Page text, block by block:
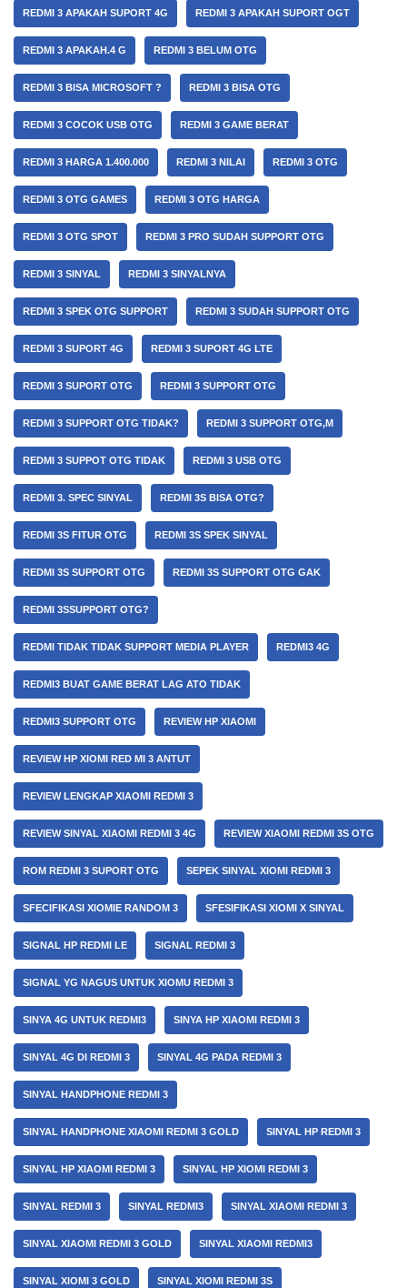
REDMI 3 APAKAH SUPORT 4G REDMI 3 APAKAH SUPORT OGT
REDMI 3 APAKAH.4 G REDMI 3 BELUM OTG
REDMI 3 BISA MICROSOFT ? REDMI 3 BISA OTG
REDMI 3 COCOK USB OTG REDMI 3 GAME BERAT
REDMI 3 HARGA 1.400.000 REDMI 3 NILAI REDMI 3 OTG
REDMI 3 OTG GAMES REDMI 3 OTG HARGA
REDMI 3 OTG SPOT REDMI 3 PRO SUDAH SUPPORT OTG
REDMI 3 SINYAL REDMI 3 SINYALNYA
REDMI 3 SPEK OTG SUPPORT REDMI 3 SUDAH SUPPORT OTG
REDMI 3 SUPORT 4G REDMI 3 SUPORT 4G LTE
REDMI 3 SUPORT OTG REDMI 3 SUPPORT OTG
REDMI 3 SUPPORT OTG TIDAK? REDMI 3 SUPPORT OTG,M
REDMI 3 SUPPOT OTG TIDAK REDMI 3 USB OTG
REDMI 3. SPEC SINYAL REDMI 3S BISA OTG?
REDMI 3S FITUR OTG REDMI 3S SPEK SINYAL
REDMI 3S SUPPORT OTG REDMI 3S SUPPORT OTG GAK
REDMI 3SSUPPORT OTG?
REDMI TIDAK TIDAK SUPPORT MEDIA PLAYER REDMI3 4G
REDMI3 BUAT GAME BERAT LAG ATO TIDAK
REDMI3 SUPPORT OTG REVIEW HP XIAOMI
REVIEW HP XIOMI RED MI 3 ANTUT
REVIEW LENGKAP XIAOMI REDMI 3
REVIEW SINYAL XIAOMI REDMI 3 4G REVIEW XIAOMI REDMI 3S OTG
ROM REDMI 3 SUPORT OTG SEPEK SINYAL XIOMI REDMI 3
SFECIFIKASI XIOMIE RANDOM 3 SFESIFIKASI XIOMI X SINYAL
SIGNAL HP REDMI LE SIGNAL REDMI 3
SIGNAL YG NAGUS UNTUK XIOMU REDMI 3
SINYA 4G UNTUK REDMI3 SINYA HP XIAOMI REDMI 3
SINYAL 4G DI REDMI 3 SINYAL 4G PADA REDMI 3
SINYAL HANDPHONE REDMI 3
SINYAL HANDPHONE XIAOMI REDMI 3 GOLD SINYAL HP REDMI 3
SINYAL HP XIAOMI REDMI 3 SINYAL HP XIOMI REDMI 3
SINYAL REDMI 3 SINYAL REDMI3 SINYAL XIAOMI REDMI 3
SINYAL XIAOMI REDMI 3 GOLD SINYAL XIAOMI REDMI3
SINYAL XIOMI 3 GOLD SINYAL XIOMI REDMI 3S